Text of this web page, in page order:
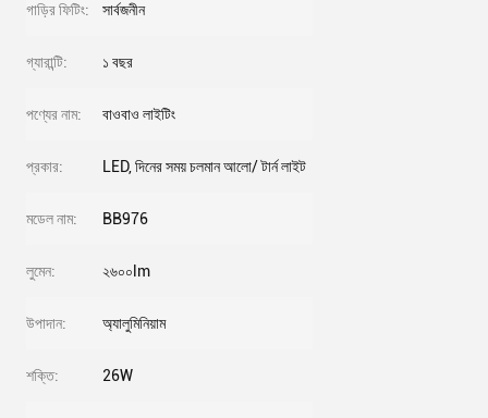
গাড়ির ফিটিং: সার্বজনীন
গ্যারান্টি: ১ বছর
পণ্যের নাম: বাওবাও লাইটিং
প্রকার: LED, দিনের সময় চলমান আলো/ টার্ন লাইট
মডেল নাম: BB976
লুমেন: ২৬০০lm
উপাদান: অ্যালুমিনিয়াম
শক্তি: 26W